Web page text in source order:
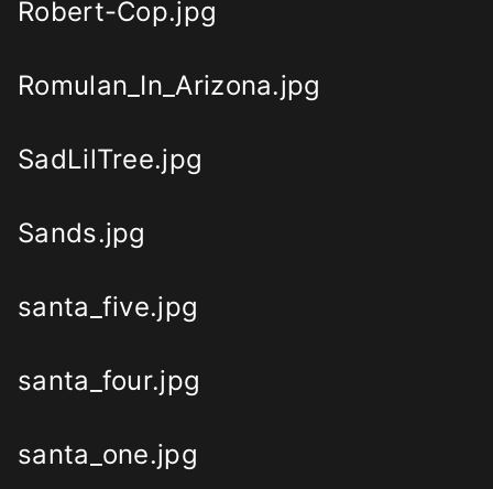
Robert-Cop.jpg
Romulan_In_Arizona.jpg
SadLilTree.jpg
Sands.jpg
santa_five.jpg
santa_four.jpg
santa_one.jpg